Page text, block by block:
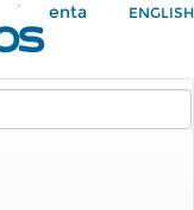
Mi Cuenta ENGLISH